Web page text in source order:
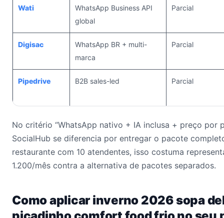
Wati
WhatsApp Business API
global
Parcial
Digisac
WhatsApp BR + multi-
marca
Parcial
Pipedrive B2B sales-led Parcial
No critério “WhatsApp nativo + IA inclusa + preço por
SocialHub se diferencia por entregar o pacote
restaurante com 10 atendentes, isso costuma
1.200/mês contra a alternativa de pacotes separados.
Como aplicar inverno 2026 sopa